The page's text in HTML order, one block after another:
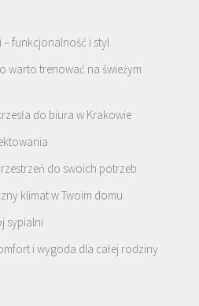
funkcjonalność i styl
warto trenować na świeżym
do biura w Krakowie
do swoich potrzeb
klimat w Twoim domu
sypialni
i wygoda dla całej rodziny